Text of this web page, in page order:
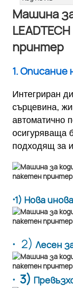
Машина
принтер
1. Описание
Интегриран
сърцевина,
автоматично
осигуряваща
подходящ за
·1) Нова
· 2) Лесен
· 3)